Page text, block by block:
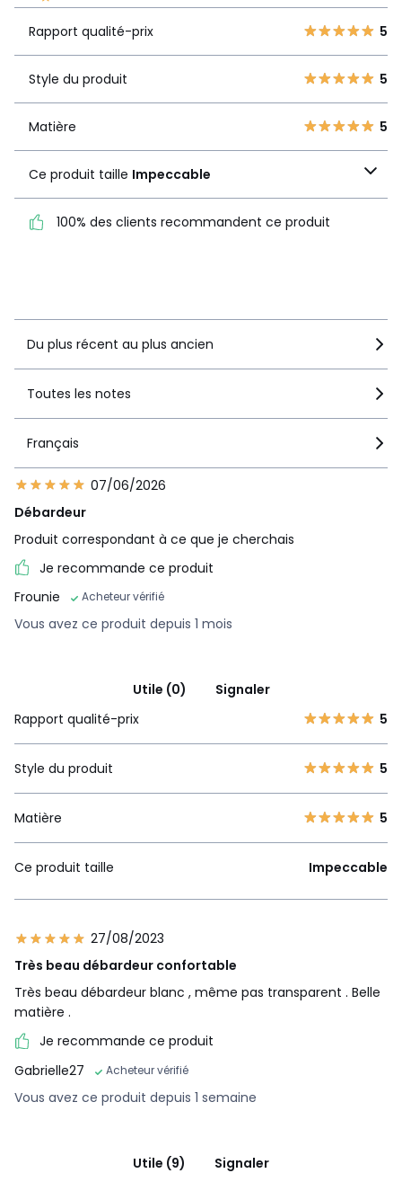
1
3
5
5
5
Impeccable
100% des clients
Rapport qualité-prix 5
Style du produit 5
Matière 5
Ce produit taille Impeccable
100% des clients recommandent ce produit
Du plus récent au plus ancien
Toutes les notes
Français
07/06/2026
Débardeur
Produit correspondant à ce que je cherchais
Je recommande ce produit
Frounie
Acheteur vérifié
Vous avez ce produit depuis 1 mois
Utile (0)
Signaler
Rapport qualité-prix
5
Style du produit 5
Matière 5
Ce produit taille Impeccable
27/08/2023
Très beau débardeur confortable
Très beau débardeur blanc , même pas transparent . Belle
matière .
Je recommande ce produit
Gabrielle27
Acheteur vérifié
Vous avez ce produit depuis 1 semaine
Utile (9)
Signaler